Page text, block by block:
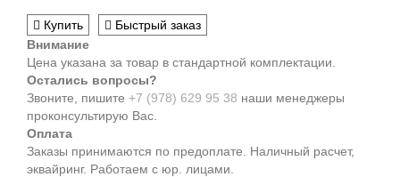
Купить
Быстрый заказ
Внимание
Цена указана за товар в стандартной комплектации.
Остались вопросы?
Звоните, пишите +7 (978) 629 95 38 наши менеджеры
проконсультирую Вас.
Оплата
Заказы принимаются по предоплате. Наличный расчет,
эквайринг. Работаем с юр. лицами.